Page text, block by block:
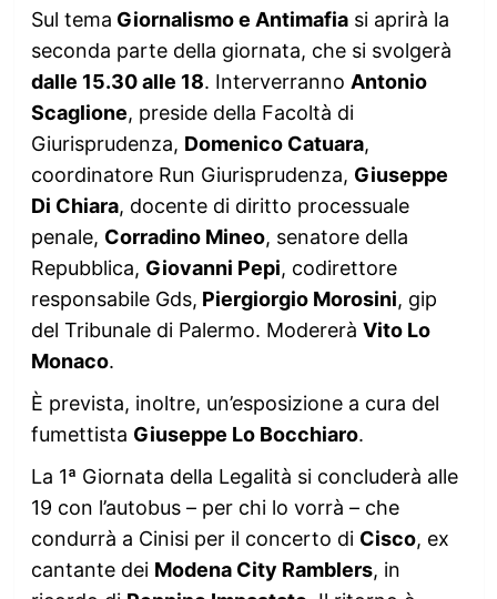
Sul tema Giornalismo e Antimafiasi aprirà la
seconda parte della giornata, che si svolgerà
dalle 15.30 alle 18. Interverranno Antonio
Scaglione, preside della Facoltà di
Giurisprudenza, Domenico Catuara,
coordinatore Run Giurisprudenza, Giuseppe
Di Chiara, docente di diritto processuale
penale, Corradino Mineo, senatore della
Repubblica, Giovanni Pepi, codirettore
responsabile Gds, Piergiorgio Morosini, gip
del Tribunale di Palermo. Modererà Vito Lo
Monaco.
È prevista, inoltre, un’esposizione a cura del
fumettista Giuseppe Lo Bocchiaro.
La 1ª Giornata della Legalità si concluderà alle
19 con l’autobus – per chi lo vorrà – che
condurrà a Cinisi per il concerto di Cisco, ex
cantante dei Modena City Ramblers, in